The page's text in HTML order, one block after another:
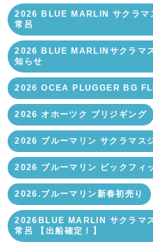
2026 BLUE MARLIN サクラマ
常呂
2026 BLUE MARLINサクラマ
知らせ
2026 OCEA PLUGGER BG
2026 オホーツク ブリジギング
2026 ブルーマリン サクラマス
2026 ブルーマリン ビックフィ
2026.ブルーマリン新春初売り
2026BLUE MARLIN サクラマ
常呂 【出船確定！】